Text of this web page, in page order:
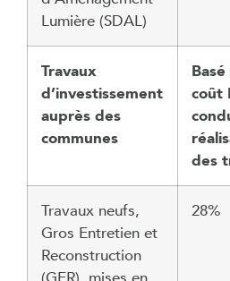
Lumière (SDAL)
Travaux
d’investissement
auprès des
communes
coût
des
Travaux neufs,
Gros Entretien et
Reconstruction
28%